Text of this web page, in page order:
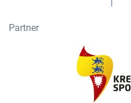
Partner